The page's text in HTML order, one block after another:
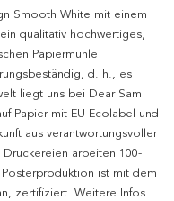
Smooth White mit einem
qualitativ hochwertiges,
Papiermühle
d. h., es
liegt uns bei Dear Sam
Papier mit EU Ecolabel und
aus verantwortungsvoller
arbeiten 100-
ist mit dem
zertifiziert. Weitere Infos